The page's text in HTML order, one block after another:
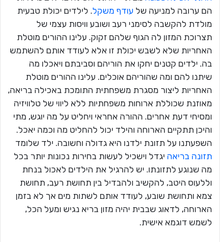
הם ערובה למניעה של עודף משקל. לילדים יכולת טבעית
מולדת להקשבה לסימני רעב ושובע וויסות עצמי של
תצרוכת המזון לה הגוף שלהם זקוק. עלינו ההורים מוטלת
האחריות שלא לשבש יכולת זו אלא לעודד אותם להשתמש
בה. ילדים קטנים יחקו את הוריהם וסביבתם ויאכלו מה
שיתנו להם ומה שהוריהם אוכלים. עלינו ההורים מוטלת
האחריות ליצור מסגרת משפחתית התומכת באכילה בריאה,
מאוזנת שכוללת ארוחות משפחתיות ללא ליווי של טלוויזיה
ומסיחי דעת אחרים. ההורה אחראי ויחליט על מה יוגש, מתי
והיכן תתקיים הארוחה והילד יכול להחליט מה וכמה יאכל.
השפעתנו על תזונת ילדנו היא גדולה וחשובה. ילד שלומד
תזונה בריאה יגדל וישכיל לעשות בחירות נכונות יותר בכל
מה שנוגע לתזונתו. יש להרגיל את הילדים לאכול בנחת
וללעוס היטב, להקשיב ולהבדיל בין תחושת רעב, תחושת
צמא ותחושת שובע, לעודד אותם לשתות מים אך לא בזמן
הארוחה, לדאוג שבבית יהיה מזון בריא נגיש ומעל הכל,
לשמש דוגמא אישית.